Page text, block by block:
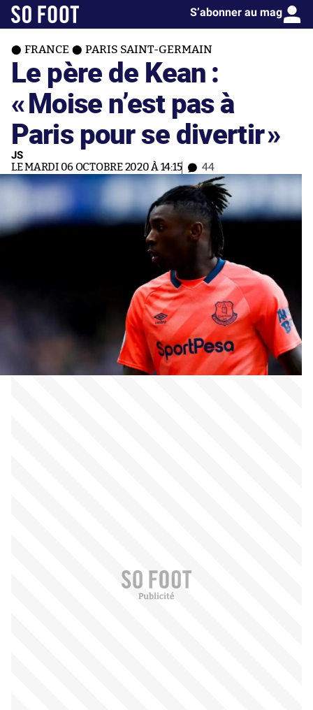
S’abonner au mag
FRANCE PARIS SAINT-GERMAIN
Le père de Kean :
«Moise n’est pas à
Paris pour se divertir»
JS
LE MARDI 06 OCTOBRE 2020 À 14:15 44